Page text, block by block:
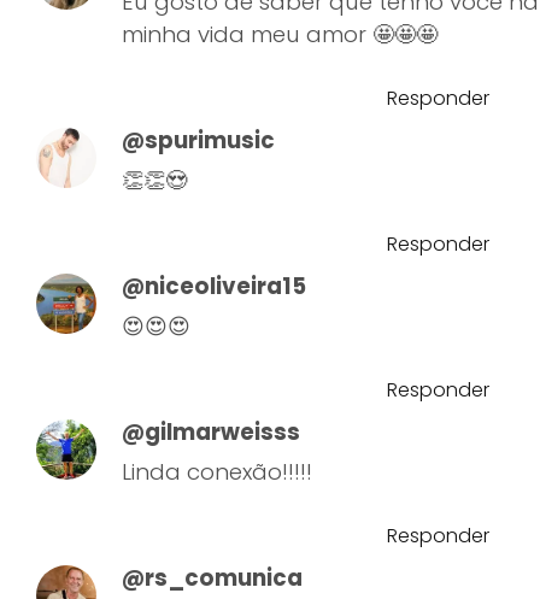
minha vida meu amor 🤩🤩🤩
Responder
@spurimusic
👏👏😍
Responder
@niceoliveira15
😍😍😍
Responder
@gilmarweisss
Linda conexão!!!!!
Responder
@rs_comunica